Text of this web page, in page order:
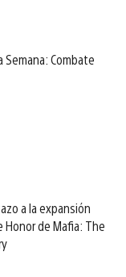
Semana: Combate
a la expansión
Honor de Mafia: The